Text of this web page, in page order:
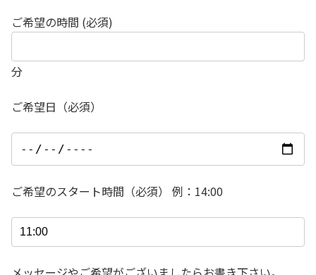
ご希望の時間 (必須)
分
ご希望日（必須）
ご希望のスタート時間（必須） 例：14:00